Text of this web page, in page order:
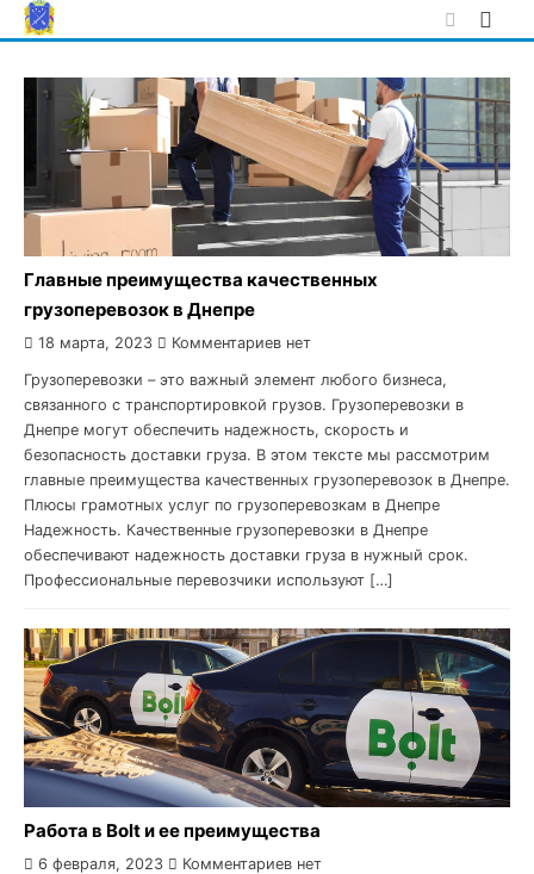
Skip
to
Главные преимущества качественных
грузоперевозок в Днепре
18 марта, 2023 Комментариев нет
Грузоперевозки – это важный элемент любого бизнеса,
связанного с транспортировкой грузов. Грузоперевозки в
Днепре могут обеспечить надежность, скорость и
безопасность доставки груза. В этом тексте мы рассмотрим
главные преимущества качественных грузоперевозок в Днепре.
Плюсы грамотных услуг по грузоперевозкам в Днепре
Надежность. Качественные грузоперевозки в Днепре
обеспечивают надежность доставки груза в нужный срок.
Профессиональные перевозчики используют […]
Работа в Bolt и ее преимущества
6 февраля, 2023 Комментариев нет